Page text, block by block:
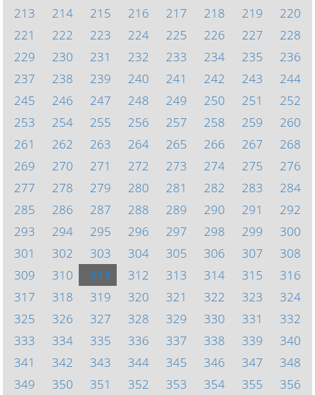
213
214 215 216 217 218 219
220
221
222 223 224 225 226 227
228
229
230 231 232 233 234 235
236
237
238 239 240 241 242 243
244
245
246 247 248 249 250 251
252
253
254 255 256 257 258 259
260
261
262 263 264 265 266 267
268
269
270 271 272 273 274 275
276
277
278 279 280 281 282 283
284
285
286 287 288 289 290 291
292
293
294 295 296 297 298 299
300
301
302 303 304 305 306 307
308
309
310 311 312 313 314 315
316
317
318 319 320 321 322 323
324
325
326 327 328 329 330 331
332
333
334 335 336 337 338 339
340
341
342 343 344 345 346 347
348
349
350 351 352 353 354 355 356